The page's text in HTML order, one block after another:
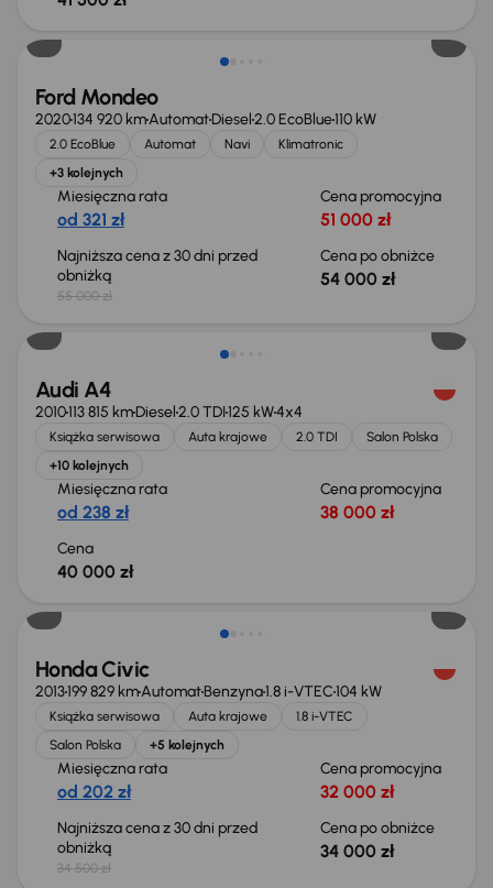
Taniej o 1 000 zł
Ford Mondeo
2020134 920 kmAutomatDiesel2.0 EcoBlue110 kW
2.0 EcoBlue Automat Navi
Klimatronic
+3 kolejnych
Miesięczna rata
od 321 zł
Cena promocyjna
51 000 zł
Najniższa cena z 30 dni przed
obniżką
55 000 zł
Cena po obniżce
54 000 zł
Audi A4
2010113 815 kmDiesel2.0 TDI125 kW4x4
Książka serwisowa Auta krajowe 2.0 TDI
Salon Polska
+10 kolejnych
Miesięczna rata
od 238 zł
Cena promocyjna
38 000 zł
Cena
40 000 zł
Honda Civic
2013199 829 kmAutomatBenzyna1.8 i-VTEC104 kW
Książka serwisowa Auta krajowe
1.8 i-VTEC
Salon Polska
+5 kolejnych
Miesięczna rata
od 202 zł
Cena promocyjna
32 000 zł
Najniższa cena z 30 dni przed
obniżką
34 500 zł
Cena po obniżce
34 000 zł
Świeżo skupione